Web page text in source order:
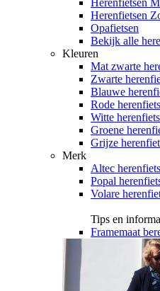
Herenfietsen
Herenfietsen
Opafietsen
Bekijk alle
Kleuren
Mat zwarte
Zwarte
Blauwe
Rode
Witte
Groene
Grijze
Merk
Altec
Popal
Volare
Tips en
Framemaat